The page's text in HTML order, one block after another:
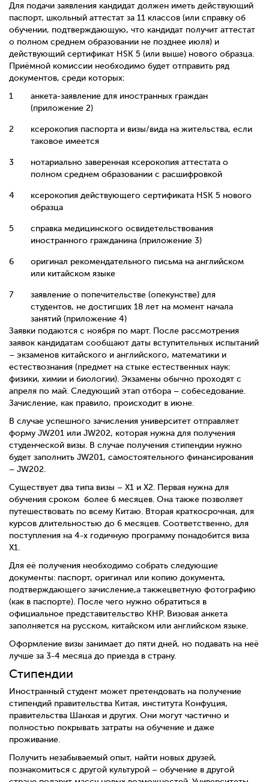
Для подачи заявления кандидат должен иметь действующий
паспорт, школьный аттестат за 11 классов (или справку об
обучении, подтверждающую, что кандидат получит аттестат
о полном среднем образовании не позднее июля) и
действующий сертификат HSK 5 (или выше) нового образца.
Приёмной комиссии необходимо будет отправить ряд
документов, среди которых:
анкета-заявление для иностранных граждан
(приложение 2)
ксерокопия паспорта и визы/вида на жительства, если
таковое имеется
нотариально заверенная ксерокопия аттестата о
полном среднем образовании с расшифровкой
ксерокопия действующего сертификата HSK 5 нового
образца
справка медицинского освидетельствования
иностранного гражданина (приложение 3)
оригинал рекомендательного письма на английском
или китайском языке
заявление о попечительстве (опекунстве) для
студентов, не достигших 18 лет на момент начала
занятий (приложение 4)
Заявки подаются с ноября по март. После рассмотрения
заявок кандидатам сообщают даты вступительных испытаний
– экзаменов китайского и английского, математики и
естествознания (предмет на стыке естественных наук:
физики, химии и биологии). Экзамены обычно проходят с
апреля по май. Следующий этап отбора – собеседование.
Зачисление, как правило, происходит в июне.
В случае успешного зачисления университет отправляет
форму JW201 или JW202, которая нужна для получения
студенческой визы. В случае получения стипендии нужно
будет заполнить JW201, самостоятельного финансирования
– JW202.
Существует два типа визы – X1 и X2. Первая нужна для
обучения сроком более 6 месяцев. Она также позволяет
путешествовать по всему Китаю. Вторая краткосрочная, для
курсов длительностью до 6 месяцев. Соответственно, для
поступления на 4-х годичную программу понадобится виза
X1.
Для её получения необходимо собрать следующие
документы: паспорт, оригинал или копию документа,
подтверждающего зачисление,а такжецветную фотографию
(как в паспорте). После чего нужно обратиться в
официальное представительство КНР. Визовая анкета
заполняется на русском, китайском или английском языке.
Оформление визы занимает до пяти дней, но подавать на неё
лучше за 3-4 месяца до приезда в страну.
Стипендии
Иностранный студент может претендовать на получение
стипендий правительства Китая, института Конфуция,
правительства Шанхая и других. Они могут частично и
полностью покрывать затраты на обучение и даже
проживание.
Получить незабываемый опыт, найти новых друзей,
познакомиться с другой культурой – обучение в другой